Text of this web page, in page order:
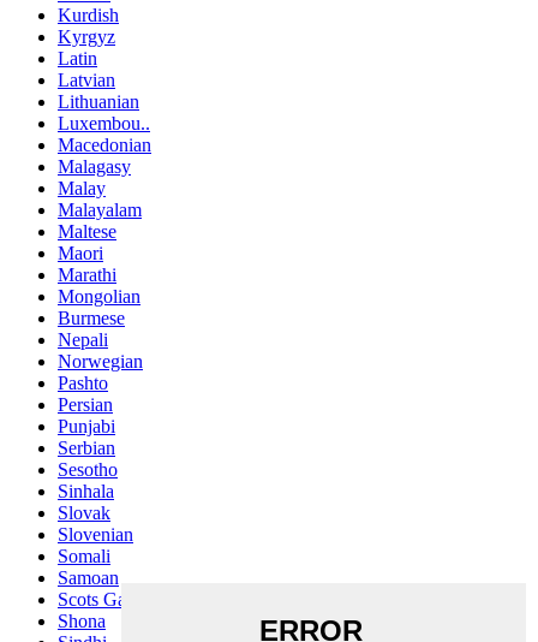
Kurdish
Kyrgyz
Latin
Latvian
Lithuanian
Luxembou..
Macedonian
Malagasy
Malay
Malayalam
Maltese
Maori
Marathi
Mongolian
Burmese
Nepali
Norwegian
Pashto
Persian
Punjabi
Serbian
Sesotho
Sinhala
Slovak
Slovenian
Somali
Samoan
Scots Gaelic
Shona